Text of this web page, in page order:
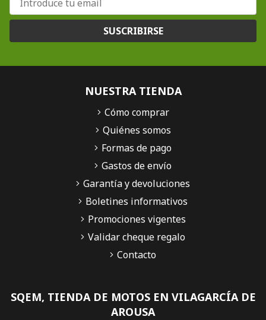
SUSCRIBIRSE
SQEM, TIENDA DE MOTOS EN VILAGARCÍA DE
AROUSA
NUESTRA TIENDA
Cómo comprar
Quiénes somos
Formas de pago
Gastos de envío
Garantía y devoluciones
Boletines informativos
Promociones vigentes
Validar cheque regalo
Contacto